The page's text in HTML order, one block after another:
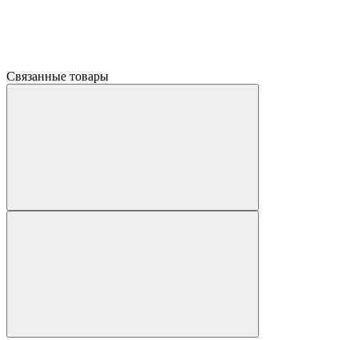
Связанные товары